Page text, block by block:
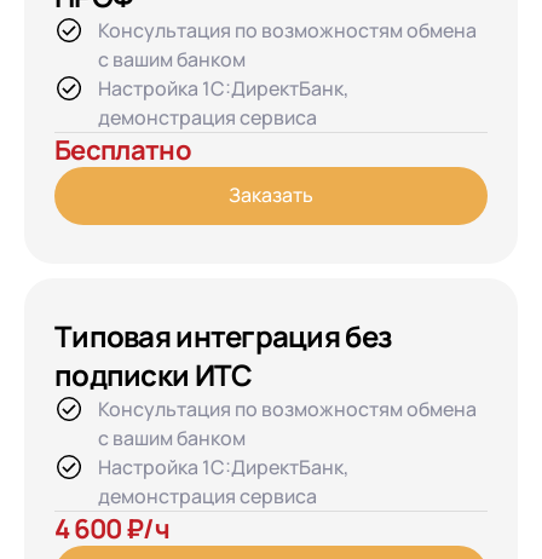
Консультация по возможностям обмена
с вашим банком
Настройка 1С:ДиректБанк,
демонстрация сервиса
Бесплатно
Заказать
Типовая интеграция без
подписки ИТС
Консультация по возможностям обмена
с вашим банком
Настройка 1С:ДиректБанк,
демонстрация сервиса
4 600 ₽/ч